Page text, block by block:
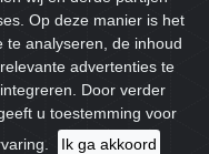
voorbehouden.
Op deze manier is het
te analyseren, de inhoud
advertenties te
Door verder
u toestemming voor
Ik ga akkoord